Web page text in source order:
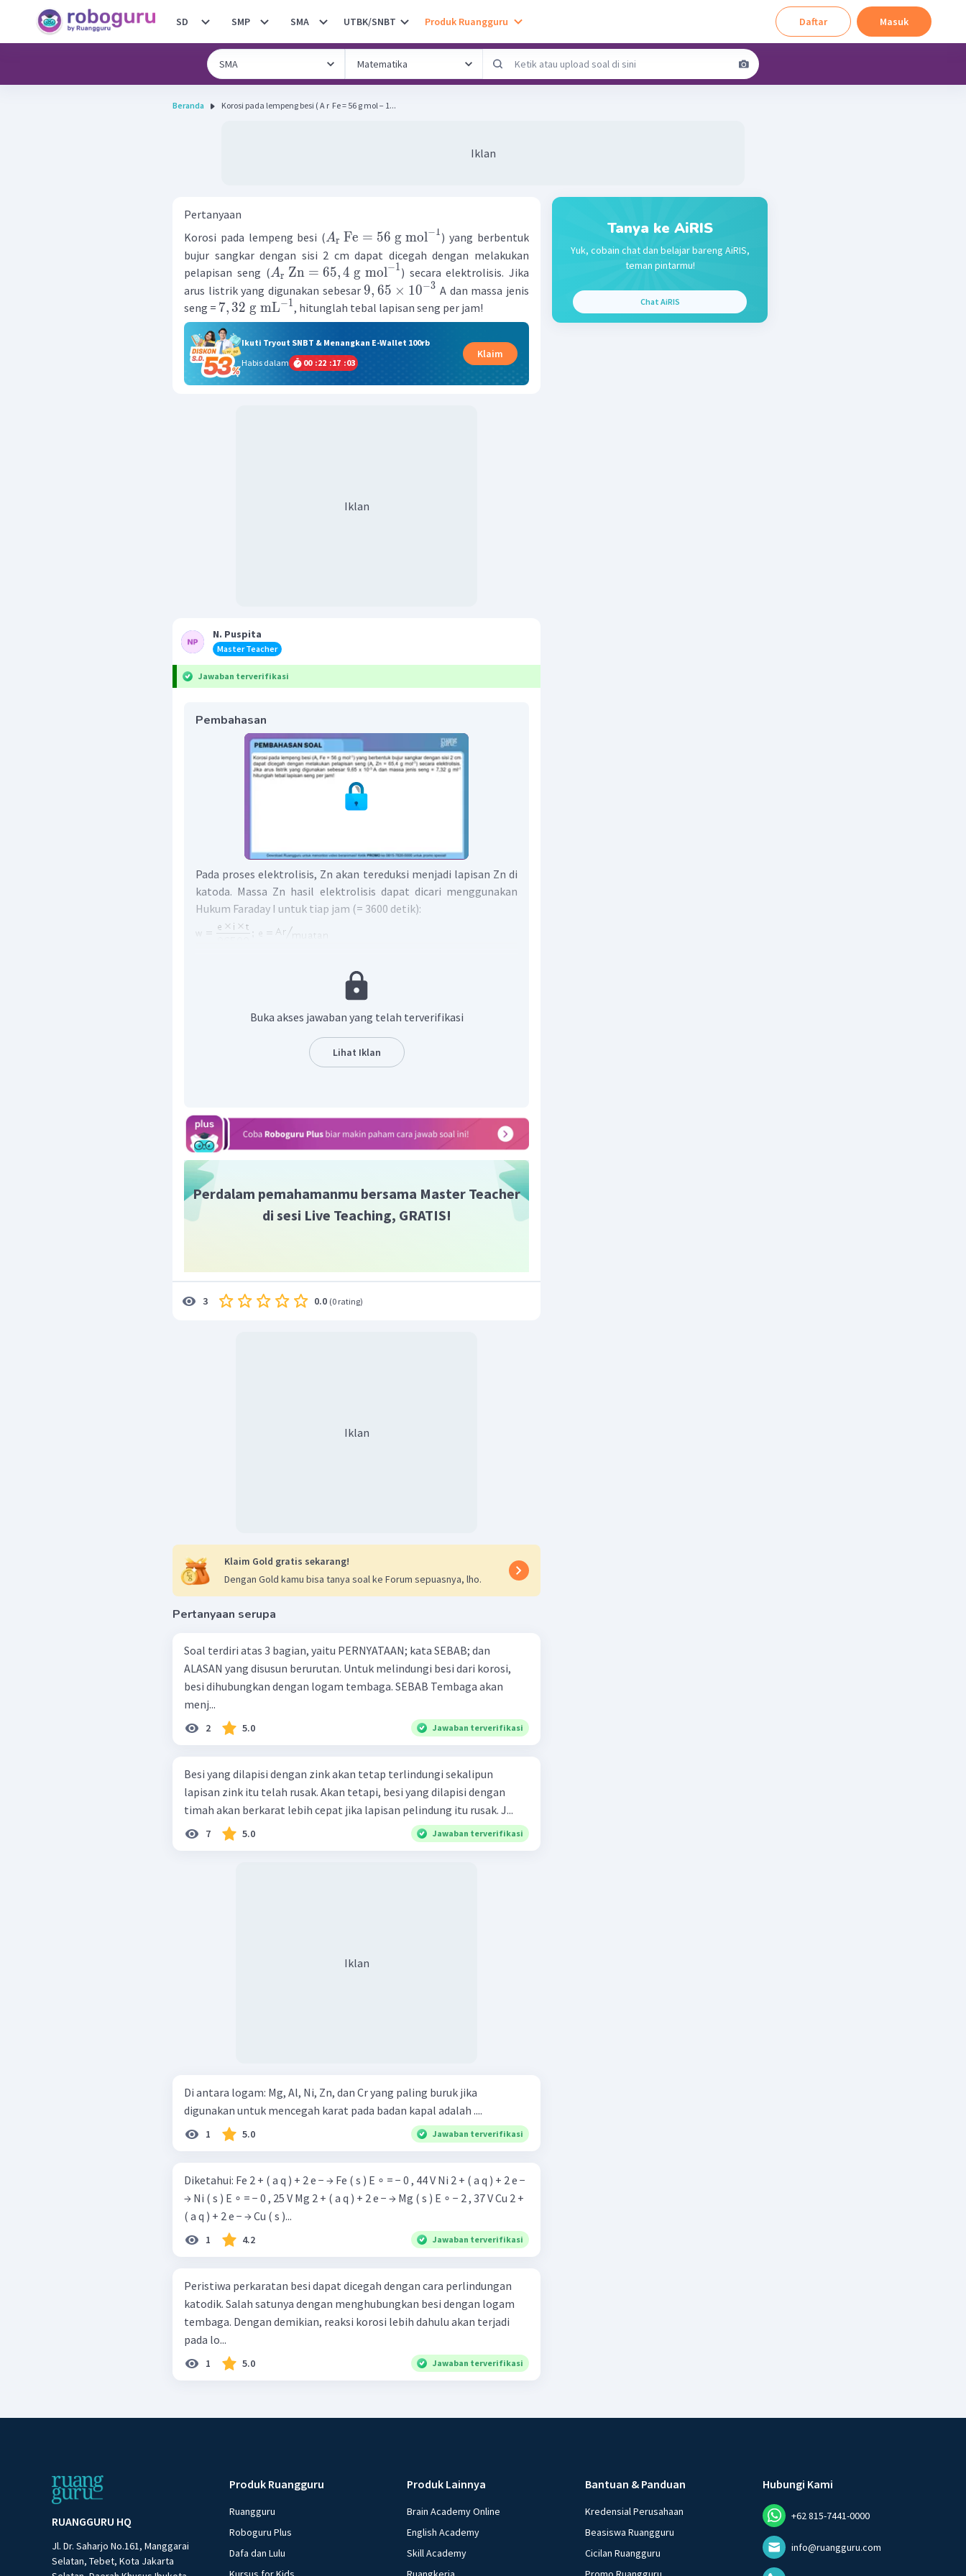
SD SMP SMA UTBK/SNBT Produk Ruangguru Daftar Masuk
Beranda Korosi pada lempeng besi ( A r ​ Fe = 56 g mol − 1...
Iklan
Pertanyaan
Korosi pada lempeng besi (Ar Fe = 56 g mol−1) yang berbentuk
bujur sangkar dengan sisi 2 cm dapat dicegah dengan melakukan
pelapisan seng (Ar Zn = 65, 4 g mol−1) secara elektrolisis. Jika
arus listrik yang digunakan sebesar9, 65 × 10−3 A dan massa jenis
seng = 7, 32 g mL−1, hitunglah tebal lapisan seng per jam!
Ikuti Tryout SNBT & Menangkan E-Wallet 100rb
Habis dalam
00 :22 :17 :02
Klaim
Iklan
N. Puspita
Master Teacher
Jawaban terverifikasi
Pembahasan
Pada proses elektrolisis, Zn akan tereduksi menjadi lapisan Zn di
katoda. Massa Zn hasil elektrolisis dapat dicari menggunakan
Hukum Faraday I untuk tiap jam (= 3600 detik):
Luas lapisan Zn = luas lempeng besi =
. Maka tebal
lapisan Zn:
Buka akses jawaban yang telah terverifikasi
Lihat Iklan
Perdalam pemahamanmu bersama Master Teacher
di sesi Live Teaching, GRATIS!
3 0.0 (0 rating)
Iklan
Klaim Gold gratis sekarang!
Dengan Gold kamu bisa tanya soal ke Forum sepuasnya, lho.
Pertanyaan serupa
Soal terdiri atas 3 bagian, yaitu PERNYATAAN; kata SEBAB; dan
ALASAN yang disusun berurutan. Untuk melindungi besi dari korosi,
besi dihubungkan dengan logam tembaga. SEBAB Tembaga akan
menj...
2 5.0 Jawaban terverifikasi
Besi yang dilapisi dengan zink akan tetap terlindungi sekalipun
lapisan zink itu telah rusak. Akan tetapi, besi yang dilapisi dengan
timah akan berkarat lebih cepat jika lapisan pelindung itu rusak. J...
7 5.0 Jawaban terverifikasi
Iklan
Di antara logam: Mg, Al, Ni, Zn, dan Cr yang paling buruk jika
digunakan untuk mencegah karat pada badan kapal adalah ....
1 5.0 Jawaban terverifikasi
Diketahui: Fe 2 + ( a q ) + 2 e − → Fe ( s ) E ∘ = − 0 , 44 V Ni 2 + ( a q ) + 2 e −
→ Ni ( s ) E ∘ = − 0 , 25 V Mg 2 + ( a q ) + 2 e − → Mg ( s ) E ∘ − 2 , 37 V Cu 2 +
( a q ) + 2 e − → Cu ( s )...
1 4.2 Jawaban terverifikasi
Peristiwa perkaratan besi dapat dicegah dengan cara perlindungan
katodik. Salah satunya dengan menghubungkan besi dengan logam
tembaga. Dengan demikian, reaksi korosi lebih dahulu akan terjadi
pada lo...
1 5.0 Jawaban terverifikasi
Tanya ke AiRIS
Yuk, cobain chat dan belajar bareng AiRIS,
teman pintarmu!
Chat AiRIS
RUANGGURU HQ
Jl. Dr. Saharjo No.161, Manggarai
Selatan, Tebet, Kota Jakarta
Produk Ruangguru
Ruangguru
Roboguru Plus
Dafa dan Lulu
Produk Lainnya
Brain Academy Online
English Academy
Skill Academy
Bantuan & Panduan
Kredensial Perusahaan
Beasiswa Ruangguru
Cicilan Ruangguru
Hubungi Kami
+62 815-7441-0000
info@ruangguru.com